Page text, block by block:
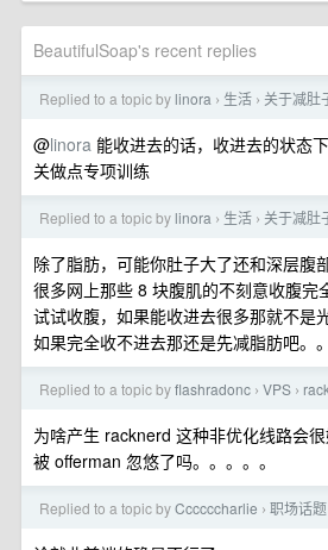
BeautifulSoap's recent replies
Replied to a topic by linora › 生活 › 关于减肚
@linora 能收进去的话，收进去的状态
关做点专项训练
Replied to a topic by linora › 生活 › 关于减肚
除了脂肪，可能你肚子大了还和深层腹
很多网上那些 8 块腹肌的不刻意收腹完
试试收腹，如果能收进去很多那就不是
如果完全收不进去那还是先减脂肪吧。。
Replied to a topic byflashradonc › VPS ›
为啥产生 racknerd 这种非优化线路会很
被 offerman 忽悠了吗。。。。。
Replied to a topic byCcccccharlie › 职场话题